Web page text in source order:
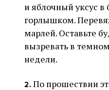
и яблочный уксус
горлышком.
марлей. Оставьте
вызревать в
недели.
2. По прошествии